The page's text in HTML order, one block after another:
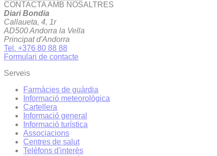
CONTACTA AMB NOSALTRES
Diari Bondia
Callaueta, 4, 1r
AD500 Andorra la Vella
Principat d'Andorra
Tel. +376 80 88 88
Formulari de contacte
Serveis
Farmàcies de guàrdia
Informació meteorològica
Cartellera
Informació general
Informació turística
Associacions
Centres de salut
Telèfons d'interès